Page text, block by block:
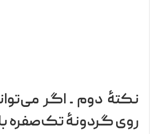
نکتۀ دوم ـ اگر
روی گردونۀ تک‌صفره